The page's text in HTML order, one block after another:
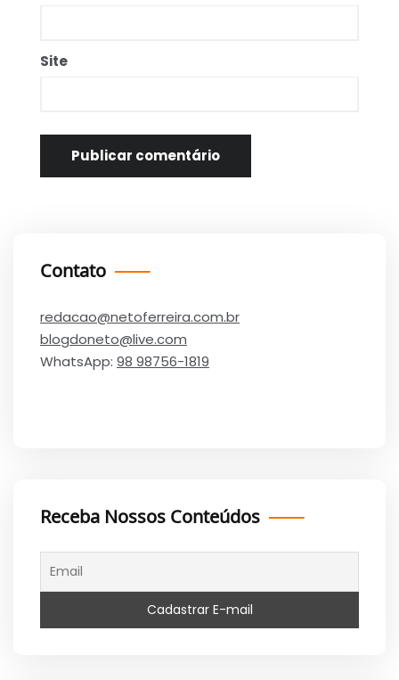
Site
Contato
redacao@netoferreira.com.br
blogdoneto@live.com
WhatsApp: 98 98756-1819
Receba Nossos Conteúdos